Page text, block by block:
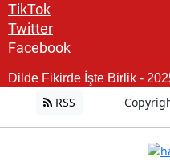
TikTok
Twitter
Facebook
Dilde Fikirde İşte Birlik -
RSS